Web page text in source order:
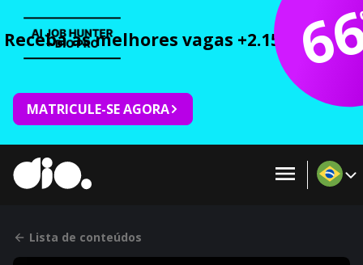
Receba as melhores vagas +2.150 cursos
MATRICULE-SE AGORA
Lista de conteúdos